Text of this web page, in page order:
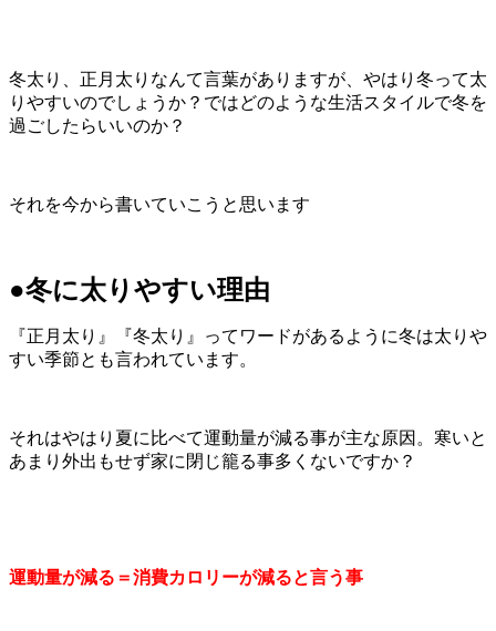
冬太り、正月太りなんて言葉がありますが、やはり冬って太
りやすいのでしょうか？ではどのような生活スタイルで冬を
過ごしたらいいのか？
それを今から書いていこうと思います
●冬に太りやすい理由
『正月太り』『冬太り』ってワードがあるように冬は太りや
すい季節とも言われています。
それはやはり夏に比べて運動量が減る事が主な原因。寒いと
あまり外出もせず家に閉じ籠る事多くないですか？
運動量が減る＝消費カロリーが減ると言う事